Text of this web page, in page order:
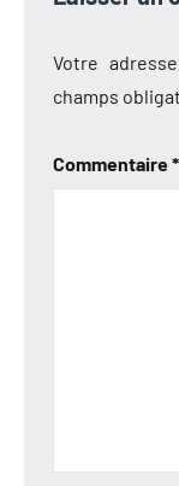
Votre
champs
Commentaire*